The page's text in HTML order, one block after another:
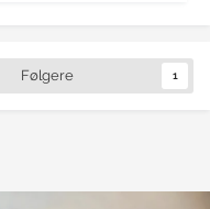
Følgere 1